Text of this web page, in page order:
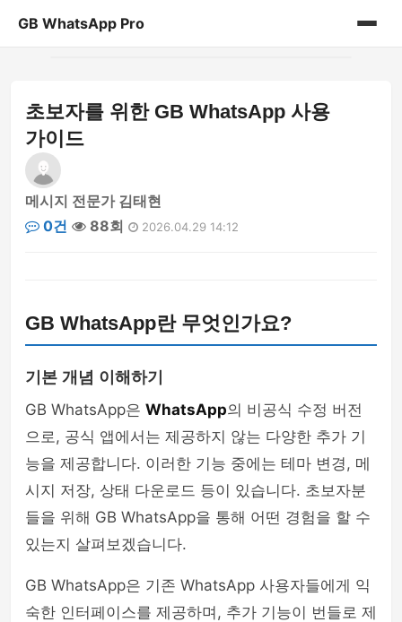
GB WhatsApp Pro
게시판
초보자를 위한 GB WhatsApp 사용
가이드
메시지 전문가 김태현
0건
88회 2026.04.29 14:12
GB WhatsApp란 무엇인가요?
기본 개념 이해하기
GB WhatsApp은 WhatsApp의 비공식 수정 버전
으로, 공식 앱에서는 제공하지 않는 다양한 추가 기
능을 제공합니다. 이러한 기능 중에는 테마 변경, 메
시지 저장, 상태 다운로드 등이 있습니다. 초보자분
들을 위해 GB WhatsApp을 통해 어떤 경험을 할 수
있는지 살펴보겠습니다.
GB WhatsApp은 기존 WhatsApp 사용자들에게 익
숙한 인터페이스를 제공하며, 추가 기능이 번들로 제